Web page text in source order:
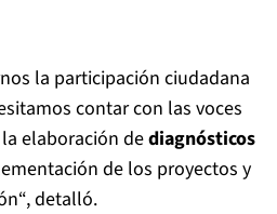
la participación ciudadana
contar con las voces
elaboración dediagnósticos
de los proyectos y
detalló.